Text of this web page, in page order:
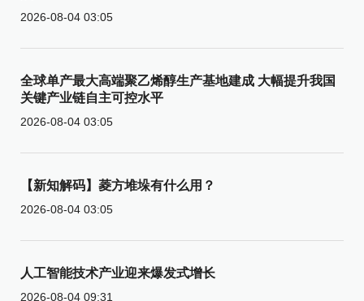
2026-08-04 03:05
全球单产最大高端聚乙烯醇生产基地建成 大幅提升我国
关键产业链自主可控水平
2026-08-04 03:05
【新知解码】菱方堆垛有什么用？
2026-08-04 03:05
人工智能技术产业迎来爆发式增长
2026-08-04 09:31